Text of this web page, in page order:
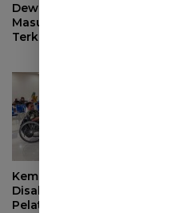
Dewan Pers Serahkan
Masukan ke Pemerintah
Terkait Perlindungan
Kemnaker Dorong
Disabilitas Mandiri Lewat
Pelatihan Wirausaha